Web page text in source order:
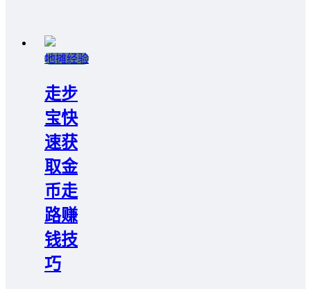
地摊经验
走步
宝快
速获
取金
币走
路赚
钱技
巧